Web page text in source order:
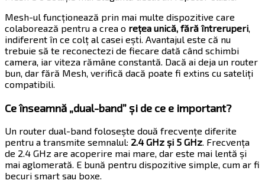
Mesh-ul funcționează prin mai multe dispozitive care
colaborează pentru a crea o rețea unică, fără întreruperi,
indiferent în ce colț al casei ești. Avantajul este că nu
trebuie să te reconectezi de fiecare dată când schimbi
camera, iar viteza rămâne constantă. Dacă ai deja un router
bun, dar fără Mesh, verifică dacă poate fi extins cu sateliți
compatibili.
Ce înseamnă „dual-band” și de ce e important?
Un router dual-band folosește două frecvențe diferite
pentru a transmite semnalul: 2.4 GHz și 5 GHz. Frecvența
de 2.4 GHz are acoperire mai mare, dar este mai lentă și
mai aglomerată. E bună pentru dispozitive simple, cum ar fi
becuri smart sau boxe.